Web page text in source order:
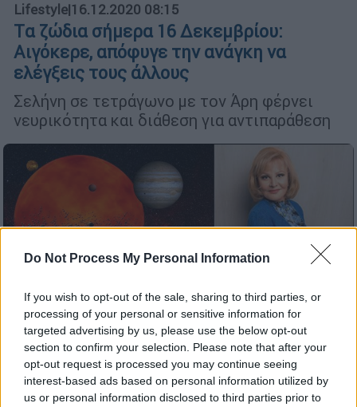
Do Not Process My Personal Information
If you wish to opt-out of the sale, sharing to third parties, or
processing of your personal or sensitive information for
targeted advertising by us, please use the below opt-out
section to confirm your selection. Please note that after your
opt-out request is processed you may continue seeing
interest-based ads based on personal information utilized by
us or personal information disclosed to third parties prior to
Lifestyle|16.12.2020 08:15
Tα ζώδια σήμερα 16 Δεκεμβρίου:
Αιγόκερε, απόφυγε την ανάγκη να
ελέγξεις τους άλλους
Σελήνη σε τετράγωνο με τον Άρη φέρνει
νευρικότητα και διάθεση για αντιπαράθεση
Lifestyle |05.07.2020 11:21
Βίκη Παγιατάκη - Τα ζώδια της
εβδομάδας 5-12 Ιουλίου: Η παρορμητική
ομάδα στο στόχαστρο